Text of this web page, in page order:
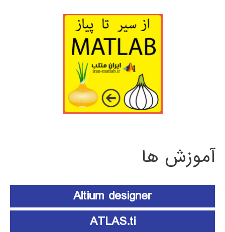
آموزش ها
Altium designer
ATLAS.ti